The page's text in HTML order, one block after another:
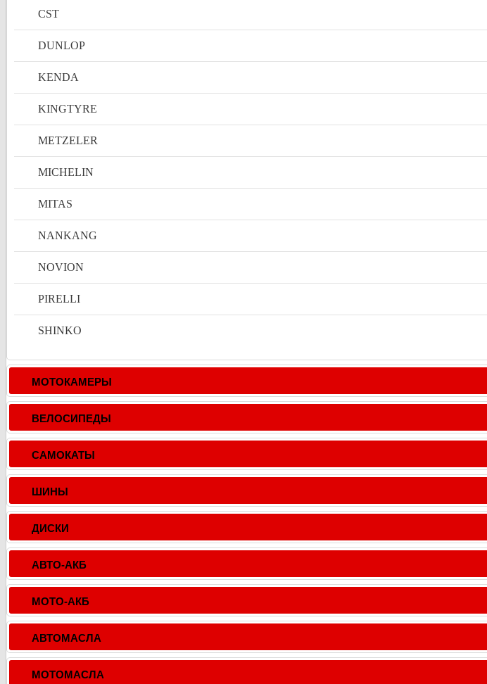
CST
DUNLOP
KENDA
KINGTYRE
METZELER
MICHELIN
MITAS
NANKANG
NOVION
PIRELLI
SHINKO
МОТОКАМЕРЫ
ВЕЛОСИПЕДЫ
САМОКАТЫ
ШИНЫ
ДИСКИ
АВТО-АКБ
МОТО-АКБ
АВТОМАСЛА
МОТОМАСЛА